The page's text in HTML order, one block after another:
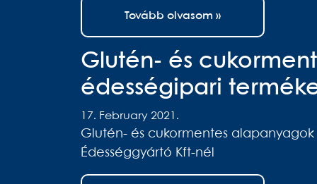
Tovább olvasom »
Glutén- és
édességipari
17. February 2021.
Glutén- és cukormentes
Édességgyártó Kft-nél